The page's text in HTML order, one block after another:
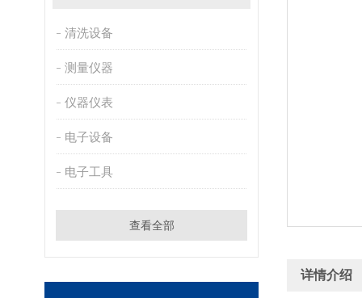
清洗设备
测量仪器
仪器仪表
电子设备
电子工具
查看全部
详情介绍